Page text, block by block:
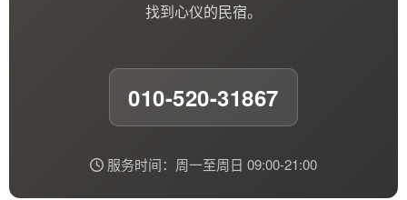
找到心仪的民宿。
010-520-31867
服务时间：周一至周日 09:00-21:00